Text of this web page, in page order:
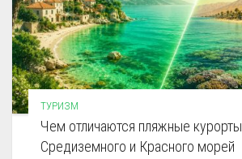
ТУРИЗМ
Чем отличаются пляжные курорты
Средиземного и Красного морей